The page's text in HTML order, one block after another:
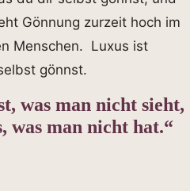
Gönnung zurzeit hoch im
Menschen. Luxus ist
gönnst.
was man nicht sieht,
was man nicht hat.“